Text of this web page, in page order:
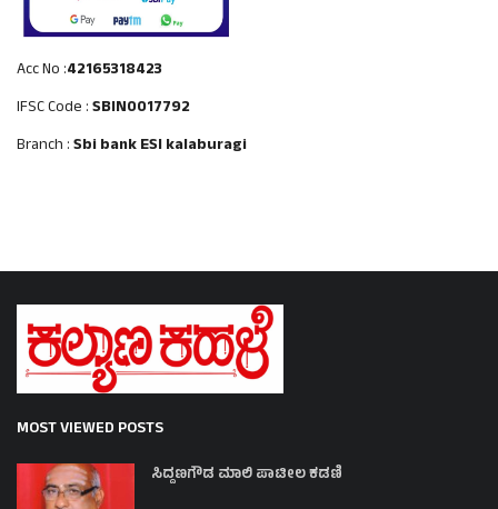
Acc No :42165318423
IFSC Code :SBIN0017792
Branch :Sbi bank ESI kalaburagi
MOST VIEWED POSTS
ಸಿದ್ದಣಗೌಡ ಮಾಲಿ ಪಾಟೀಲ ಕಡಣಿ